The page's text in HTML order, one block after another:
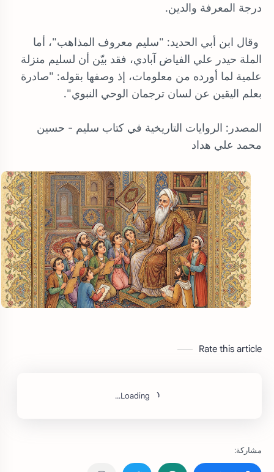
درجة المعرفة والدين.
وقال ابن أبي الحديد: "سليم معروف المذاهب"، أما
الملة حيدر علي الفياض آبادي، فقد بيّن أن لسليم منزلة
علمية لما أورده من معلومات، إذ وصفها بقوله: "صادرة
بعلم اليقين عن لسان ترجمان الوحي النبوي".
المصدر: الروايات التاريخية في كتاب سليم - حسين
محمد علي هداد
Rate this article
Loading...